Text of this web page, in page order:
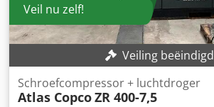
Veil nu zelf!
Veiling beëindigd
Schroefcompressor + luchtdroger
Atlas CopcoZR 400-7,5